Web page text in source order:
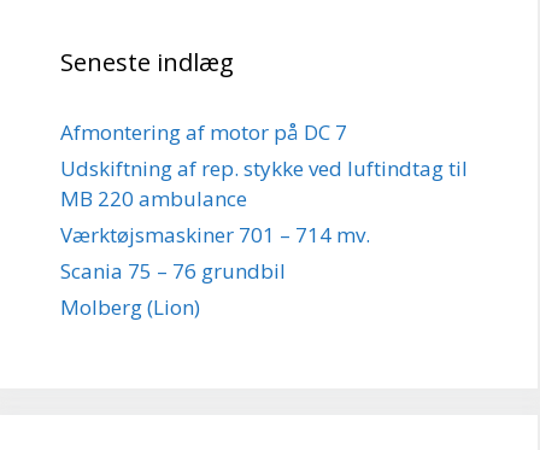
Seneste indlæg
Afmontering af motor på DC 7
Udskiftning af rep. stykke ved luftindtag til
MB 220 ambulance
Værktøjsmaskiner 701 – 714 mv.
Scania 75 – 76 grundbil
Molberg (Lion)